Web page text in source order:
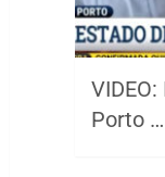
Porto …